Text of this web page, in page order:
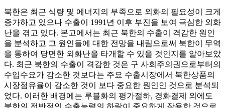
북한은 최근 식량 및 에너지의 부족으로 외화의 필요성이 크게
증가하고 있으나 수출이 1991년 이후 부진을 보여 극심한 외화
난을 겪고 있다. 본고에서는 최근 북한의 수출이 격감한 원인
을 분석하고 그 원인들에 대한 전망을 내림으로써 북한이 무역
을 통하여 당면한 외화난을 타개할 수 있을 것인지를 알아보았
다. 최근 북한의 수출이 격감한 것은 구 사회주의권으로부터의
수입수요가 감소한 것보다는 주요 수출시장에서 북한상품의
시장점유율이 감소한 것이 보다 중요한 원인인 것으로 분석되
었다. 이러한 배경에는 루블화의 평가절하, 경화결제 외에도